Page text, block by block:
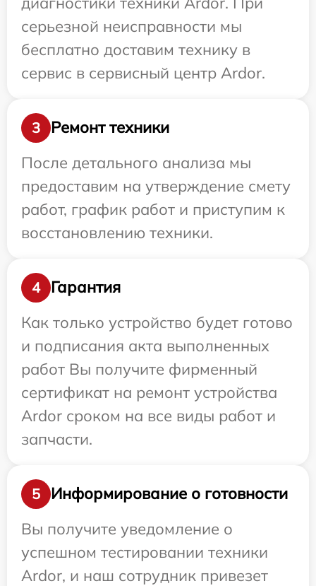
серьезной неисправности мы
бесплатно доставим технику в
сервис в сервисный центр Ardor.
3
Ремонт техники
После детального анализа мы
предоставим на утверждение смету
работ, график работ и приступим к
восстановлению техники.
4
Гарантия
Как только устройство будет готово
и подписания акта выполненных
работ Вы получите фирменный
сертификат на ремонт устройства
Ardor сроком на все виды работ и
запчасти.
5
Информирование о готовности
Вы получите уведомление о
успешном тестировании техники
Ardor, и наш сотрудник привезет